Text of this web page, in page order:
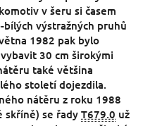
v šeru si časem
výstražných pruhů
1982 pak bylo
vybavit 30 cm širokými
také většina
století dojezdila.
nátěru z roku 1988
skříně) se řady T679.0 už